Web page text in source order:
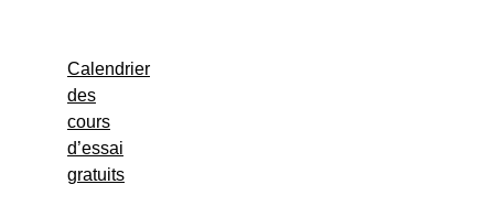
Calendrier
des
cours
d’essai
gratuits